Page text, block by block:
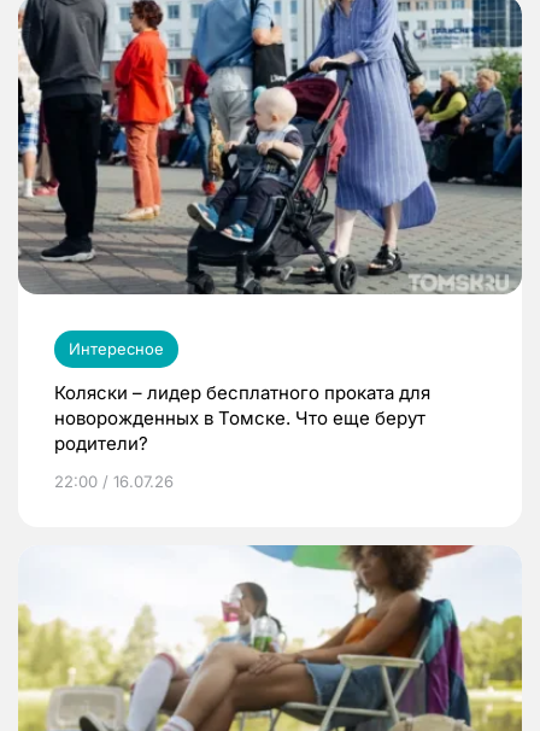
Интересное
Коляски – лидер бесплатного проката для
новорожденных в Томске. Что еще берут
родители?
22:00 / 16.07.26